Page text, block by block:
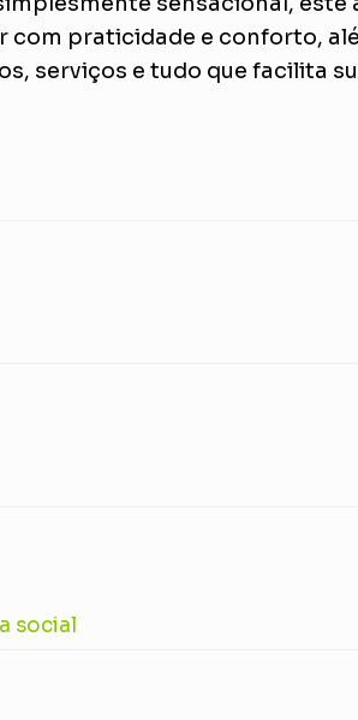
com praticidade e conforto,
serviços e tudo que facilita
social